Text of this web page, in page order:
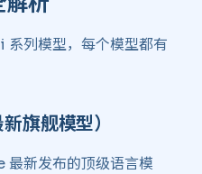
列模型，每个模型都有
新旗舰模型）
新发布的顶级语言模